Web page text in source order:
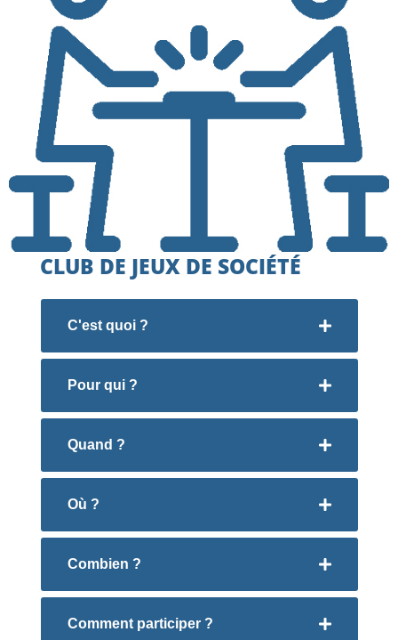
CLUB DE JEUX DE SOCIÉTÉ
C'est quoi ?
Pour qui ?
Quand ?
Où ?
Combien ?
Comment participer ?